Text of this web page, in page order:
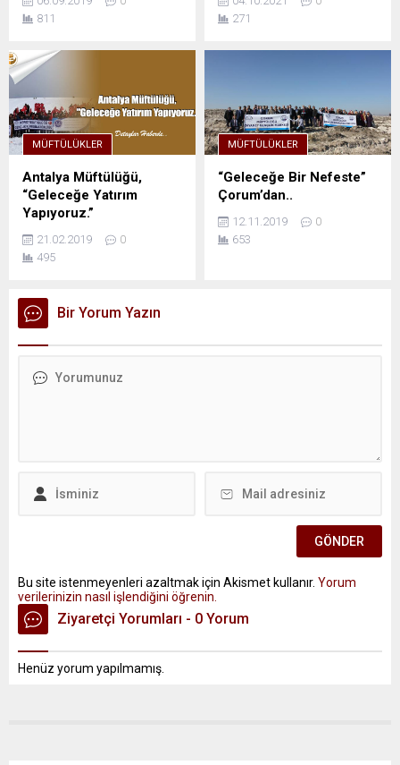
811
271
MÜFTÜLÜKLER
Antalya Müftülüğü,
“Geleceğe Yatırım
Yapıyoruz.”
21.02.2019
0
495
MÜFTÜLÜKLER
“Geleceğe Bir Nefeste”
Çorum’dan..
12.11.2019
0
653
Bir Yorum Yazın
Bu site istenmeyenleri azaltmak için Akismet kullanır. Yorum
verilerinizin nasıl işlendiğini öğrenin.
Ziyaretçi Yorumları - 0 Yorum
Henüz yorum yapılmamış.